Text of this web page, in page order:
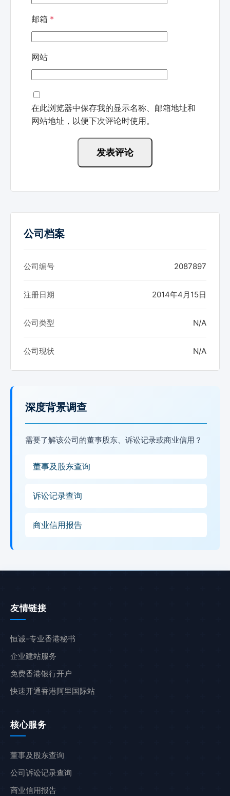
邮箱 *
网站
在此浏览器中保存我的显示名称、邮箱地址和
网站地址，以便下次评论时使用。
公司档案
公司编号 2087897
注册日期 2014年4月15日
公司类型 N/A
公司现状 N/A
深度背景调查
需要了解该公司的董事股东、诉讼记录或商业信用？
董事及股东查询
诉讼记录查询
商业信用报告
友情链接
恒诚-专业香港秘书
企业建站服务
免费香港银行开户
快速开通香港阿里国际站
核心服务
董事及股东查询
公司诉讼记录查询
商业信用报告